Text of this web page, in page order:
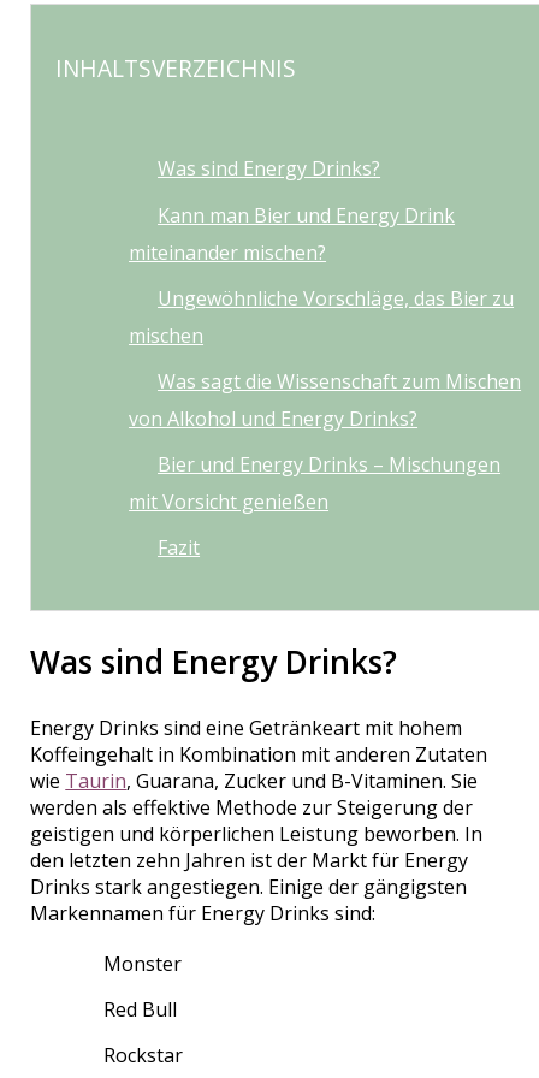
INHALTSVERZEICHNIS
Was sind Energy Drinks?
Kann man Bier und Energy Drink
miteinander mischen?
Ungewöhnliche Vorschläge, das Bier zu
mischen
Was sagt die Wissenschaft zum Mischen
von Alkohol und Energy Drinks?
Bier und Energy Drinks – Mischungen
mit Vorsicht genießen
Fazit
Was sind Energy Drinks?
Energy Drinks sind eine Getränkeart mit hohem
Koffeingehalt in Kombination mit anderen Zutaten
wie Taurin, Guarana, Zucker und B-Vitaminen. Sie
werden als effektive Methode zur Steigerung der
geistigen und körperlichen Leistung beworben. In
den letzten zehn Jahren ist der Markt für Energy
Drinks stark angestiegen. Einige der gängigsten
Markennamen für Energy Drinks sind:
Monster
Red Bull
Rockstar